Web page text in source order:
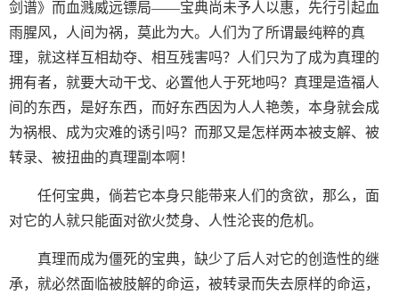
剑谱》而血溅威远镖局——宝典尚未予人以惠，先行引起血
雨腥风，人间为祸，莫此为大。人们为了所谓最纯粹的真
理，就这样互相劫夺、相互残害吗？人们只为了成为真理的
拥有者，就要大动干戈、必置他人于死地吗？真理是造福人
间的东西，是好东西，而好东西因为人人艳羡，本身就会成
为祸根、成为灾难的诱引吗？而那又是怎样两本被支解、被
转录、被扭曲的真理副本啊！
任何宝典，倘若它本身只能带来人们的贪欲，那么，面
对它的人就只能面对欲火焚身、人性沦丧的危机。
真理而成为僵死的宝典，缺少了后人对它的创造性的继
承，就必然面临被肢解的命运，被转录而失去原样的命运，